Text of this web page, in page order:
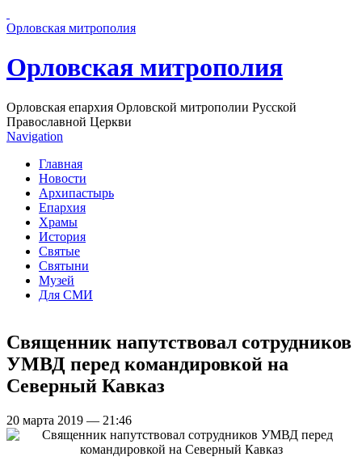
Орловская митрополия
Орловская митрополия
Орловская епархия Орловской митрополии Русской
Православной Церкви
Navigation
Главная
Новости
Архипастырь
Епархия
Храмы
История
Святые
Святыни
Музей
Для СМИ
Священник напутствовал сотрудников
УМВД перед командировкой на
Северный Кавказ
20 марта 2019 — 21:46